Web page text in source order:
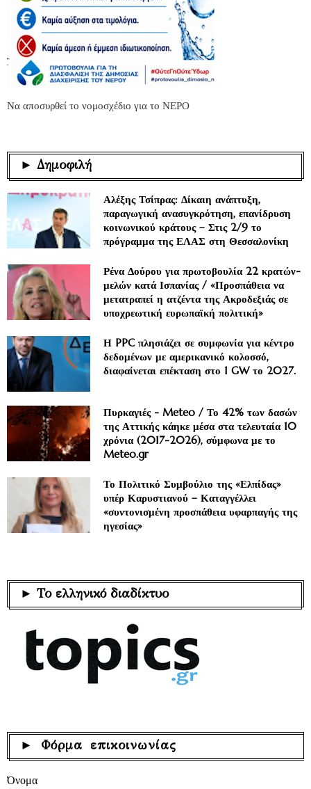
Να αποσυρθεί το νομοσχέδιο για το ΝΕΡΟ
► Δημοφιλή
Αλέξης Τσίπρας: Δίκαιη ανάπτυξη,
παραγωγική ανασυγκρότηση, επανίδρυση
κοινωνικού κράτους – Στις 2/9 το
πρόγραμμα της ΕΛΑΣ στη Θεσσαλονίκη
Ρένα Δούρου για πρωτοβουλία 22 κρατών-
μελών κατά Ισπανίας / «Προσπάθεια να
μετατραπεί η ατζέντα της Ακροδεξιάς σε
υποχρεωτική ευρωπαϊκή πολιτική»
Η PPC πλησιάζει σε συμφωνία για κέντρο
δεδομένων με αμερικανικό κολοσσό,
διαφαίνεται επέκταση στο 1 GW το 2027.
Πυρκαγιές - Meteo / Το 42% των δασών
της Αττικής κάηκε μέσα στα τελευταία 10
χρόνια (2017-2026), σύμφωνα με το
Meteo.gr
Το Πολιτικό Συμβούλιο της «Ελπίδας»
υπέρ Καρυστιανού – Καταγγέλλει
«συντονισμένη προσπάθεια υφαρπαγής της
ηγεσίας»
► Το ελληνικό διαδίκτυο
► Φόρμα επικοινωνίας
Όνομα